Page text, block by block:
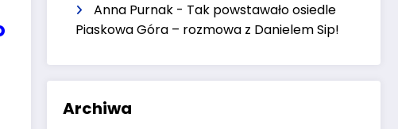
Anna Purnak - Tak powstawało osiedle
Piaskowa Góra – rozmowa z Danielem Sip!
Archiwa